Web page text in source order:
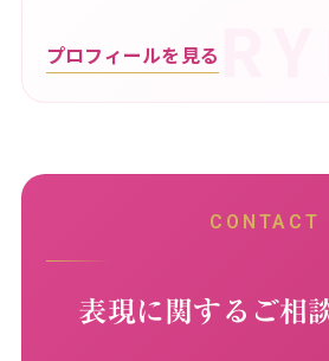
プロフィールを見る
CONTACT
表現に関するご相